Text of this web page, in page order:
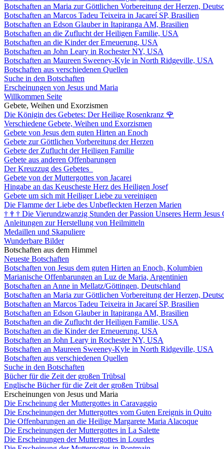
Botschaften an Maria zur Göttlichen Vorbereitung der Herzen,
Botschaften an Marcos Tadeu Teixeira in Jacareí SP, Brasilien
Botschaften an Edson Glauber in Itapiranga AM, Brasilien
Botschaften an die Zuflucht der Heiligen Familie, USA
Botschaften an die Kinder der Erneuerung, USA
Botschaften an John Leary in Rochester NY, USA
Botschaften an Maureen Sweeney-Kyle in North Ridgeville, USA
Botschaften aus verschiedenen Quellen
Suche in den Botschaften
Erscheinungen von Jesus und Maria
Willkommen Seite
Gebete, Weihen und Exorzismen
Die Königin des Gebetes: Der Heilige Rosenkranz 🌹
Verschiedene Gebete, Weihen und Exorzismen
Gebete von Jesus dem guten Hirten an Enoch
Gebete zur Göttlichen Vorbereitung der Herzen
Gebete der Zuflucht der Heiligen Familie
Gebete aus anderen Offenbarungen
Der Kreuzzug des Gebetes
Gebete von der Muttergottes von Jacarei
Hingabe an das Keuscheste Herz des Heiligen Josef
Gebete um sich mit Heiliger Liebe zu vereinigen
Die Flamme der Liebe des Unbefleckten Herzen Marien
† † † Die Vierundzwanzig Stunden der Passion Unseres Herrn Jesus
Anleitungen zur Herstellung von Heilmitteln
Medaillen und Skapuliere
Wunderbare Bilder
Botschaften aus dem Himmel
Neueste Botschaften
Botschaften von Jesus dem guten Hirten an Enoch, Kolumbien
Marianische Offenbarungen an Luz de Maria, Argentinien
Botschaften an Anne in Mellatz/Göttingen, Deutschland
Botschaften an Maria zur Göttlichen Vorbereitung der Herzen,
Botschaften an Marcos Tadeu Teixeira in Jacareí SP, Brasilien
Botschaften an Edson Glauber in Itapiranga AM, Brasilien
Botschaften an die Zuflucht der Heiligen Familie, USA
Botschaften an die Kinder der Erneuerung, USA
Botschaften an John Leary in Rochester NY, USA
Botschaften an Maureen Sweeney-Kyle in North Ridgeville, USA
Botschaften aus verschiedenen Quellen
Suche in den Botschaften
Bücher für die Zeit der großen Trübsal
Englische Bücher für die Zeit der großen Trübsal
Erscheinungen von Jesus und Maria
Die Erscheinung der Muttergottes in Caravaggio
Die Erscheinungen der Muttergottes vom Guten Ereignis in Quito
Die Offenbarungen an die Heilige Margarete Maria Alacoque
Die Erscheinungen der Muttergottes in La Salette
Die Erscheinungen der Muttergottes in Lourdes